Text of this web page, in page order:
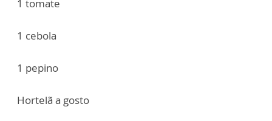
1 tomate
1 cebola
1 pepino
Hortelã a gosto